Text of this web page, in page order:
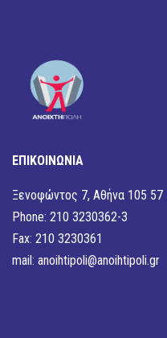
ΕΠΙΚΟΙΝΩΝΙΑ
Ξενοφώντος 7, Αθήνα 105 57
Phone: 210 3230362-3
Fax: 210 3230361
mail: anoihtipoli@anoihtipoli.gr